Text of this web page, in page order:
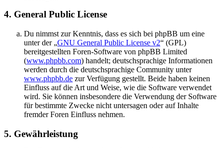
4. General Public License
Du nimmst zur Kenntnis, dass es sich bei phpBB um eine
unter der „GNU General Public License v2“ (GPL)
bereitgestellten Foren-Software von phpBB Limited
(www.phpbb.com) handelt; deutschsprachige Informationen
werden durch die deutschsprachige Community unter
www.phpbb.de zur Verfügung gestellt. Beide haben keinen
Einfluss auf die Art und Weise, wie die Software verwendet
wird. Sie können insbesondere die Verwendung der Software
für bestimmte Zwecke nicht untersagen oder auf Inhalte
fremder Foren Einfluss nehmen.
5. Gewährleistung